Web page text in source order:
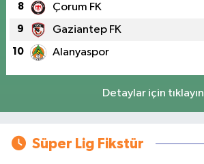
8 Çorum FK
9 Gaziantep FK
10 Alanyaspor
Detaylar için tıklayın
Süper Lig Fikstür